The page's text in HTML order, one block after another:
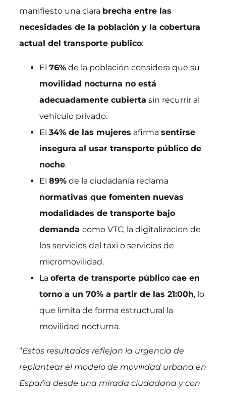
manifiesto una clara brecha entre las
necesidades de la población y la cobertura
actual del transporte publico:
El 76% de la población considera que su
movilidad nocturna no está
adecuadamente cubierta sin recurrir al
vehículo privado.
El 34% de las mujeres afirma sentirse
insegura al usar transporte público de
noche.
El 89% de la ciudadanía reclama
normativas que fomenten nuevas
modalidades de transporte bajo
demanda como VTC, la digitalizacion de
los servicios del taxi o servicios de
micromovilidad.
La oferta de transporte público cae en
torno a un 70% a partir de las 21:00h, lo
que limita de forma estructural la
movilidad nocturna.
“Estos resultados reflejan la urgencia de
replantear el modelo de movilidad urbana en
España desde una mirada ciudadana y con